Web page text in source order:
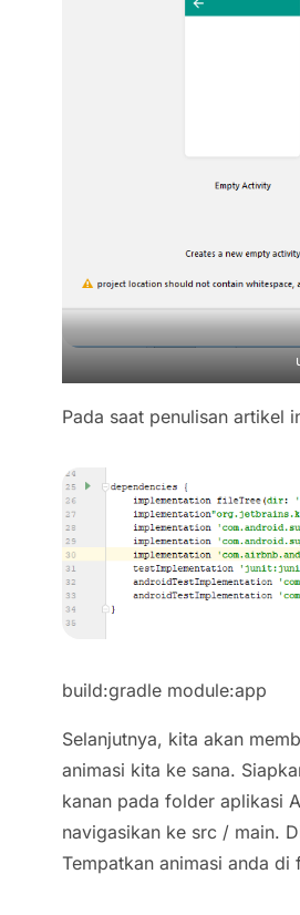
Pada saat penulisan artikel
build:gradle module:app
Selanjutnya, kita akan
animasi kita ke sana.
kanan pada folder aplikasi
navigasikan ke src / main.
Tempatkan animasi anda di